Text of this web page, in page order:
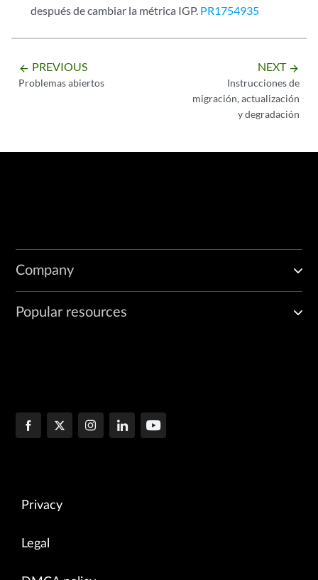
después de cambiar la métrica IGP. PR1754935
arrow_backward PREVIOUS
Problemas abiertos
NEXT arrow_forward
Instrucciones de
migración, actualización
y degradación
Company
Popular resources
Privacy
Legal